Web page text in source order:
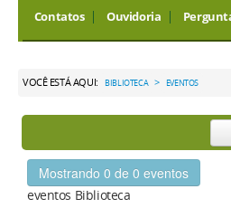
Contatos Ouvidoria
VOCÊ ESTÁ AQUI: BIBLIOTECA > EVENTOS
Mostrando 0 de 0 eventos
eventos Biblioteca